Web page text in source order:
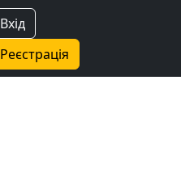
Вхід
Реєстрація